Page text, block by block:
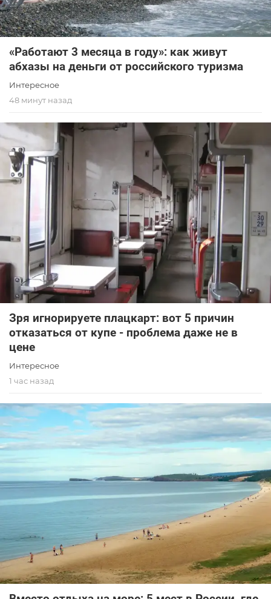
«Работают 3 месяца в году»: как живут
абхазы на деньги от российского туризма
Интересное
48 минут назад
Зря игнорируете плацкарт: вот 5 причин
отказаться от купе - проблема даже не в
цене
Интересное
1 час назад